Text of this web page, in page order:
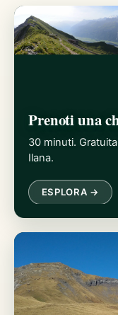
Prenoti una
30 minuti.
Ilana.
ESPLORA →